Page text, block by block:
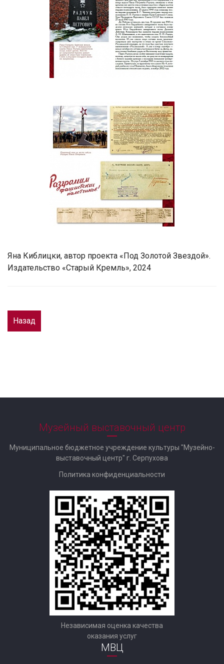
Яна Киблицки, автор проекта «Под Золотой Звездой».
Издательство «Старый Кремль», 2024
Назад
Музейный выставочный центр
Муниципальное бюджетное учреждение культуры "Музейно-
выставочный центр" г. Серпухова
Политика конфиденциальности
Независимая оценка качества
оказания услуг
МВЦ